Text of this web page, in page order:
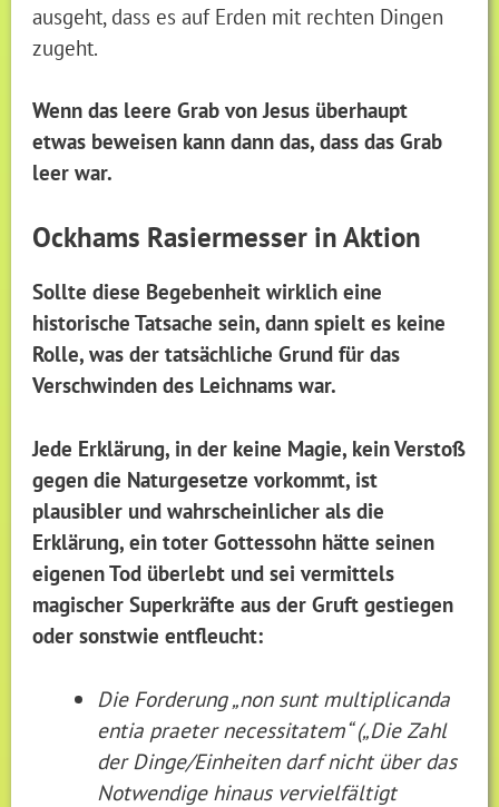
ausgeht, dass es auf Erden mit rechten Dingen
zugeht.
Wenn das leere Grab von Jesus überhaupt
etwas beweisen kann dann das, dass das Grab
leer war.
Ockhams Rasiermesser in Aktion
Sollte diese Begebenheit wirklich eine
historische Tatsache sein, dann spielt es keine
Rolle, was der tatsächliche Grund für das
Verschwinden des Leichnams war.
Jede Erklärung, in der keine Magie, kein Verstoß
gegen die Naturgesetze vorkommt, ist
plausibler und wahrscheinlicher als die
Erklärung, ein toter Gottessohn hätte seinen
eigenen Tod überlebt und sei vermittels
magischer Superkräfte aus der Gruft gestiegen
oder sonstwie entfleucht:
Die Forderung „non sunt multiplicanda
entia praeter necessitatem“ („Die Zahl
der Dinge/Einheiten darf nicht über das
Notwendige hinaus vervielfältigt